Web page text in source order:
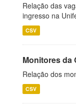
Relação das
ingresso na
CSV
Monitores da
Relação dos
CSV